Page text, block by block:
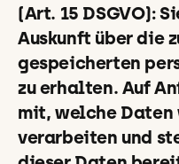
(Art. 15 DSGVO):
Auskunft über die
gespeicherten
zu erhalten. Auf
mit, welche Daten
verarbeiten und